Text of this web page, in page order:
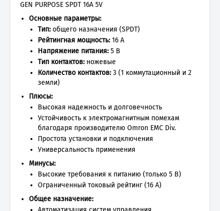
GEN PURPOSE SPDT 16A 5V
Основные параметры:
Тип:общего назначения (SPDT)
Рейтингная мощность:16 А
Напряжение питания:5 В
Тип контактов:ножевые
Количество контактов:3 (1 коммутационный и 2
земли)
Плюсы:
Высокая надежность и долговечность
Устойчивость к электромагнитным помехам
благодаря производителю Omron EMC Div.
Простота установки и подключения
Универсальность применения
Минусы:
Высокие требования к питанию (только 5 В)
Ограниченный токовый рейтинг (16 А)
Общее назначение: